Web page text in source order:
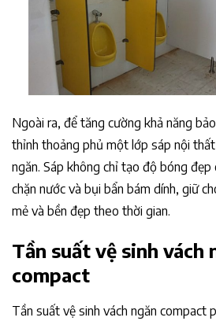
Ngoài ra, để tăng cường khả năng
thỉnh thoảng phủ một lớp sáp nội
ngăn. Sáp không chỉ tạo độ bóng đẹp
chặn nước và bụi bẩn bám dính, giữ
mẻ và bền đẹp theo thời gian.
Tần suất vệ sinh vách
compact
Tần suất vệ sinh vách ngăn compact